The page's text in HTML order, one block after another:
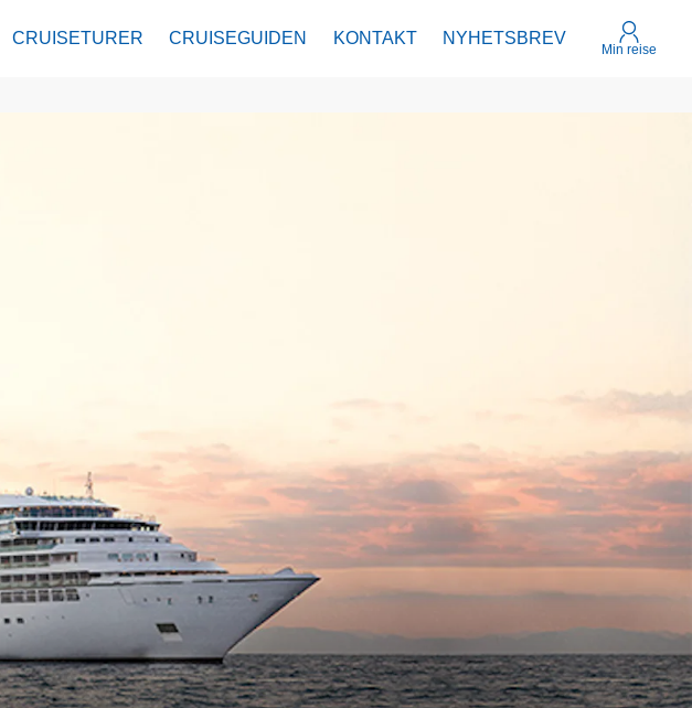
CRUISETURER CRUISEGUIDEN KONTAKT NYHETSBREV
Min reise